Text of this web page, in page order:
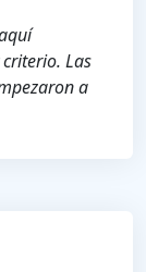
Las
a